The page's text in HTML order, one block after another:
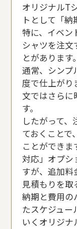
オリジナルT
トとして「納
特に、イベン
シャツを注
とがあります。
通常、シンプ
度で仕上がり
文ではさらに
す。
したがって
ておくことで
ことができ
対応」オプシ
すが、追加料
見積もりを取
納期と費用の
たスケジュー
いくオリジナ